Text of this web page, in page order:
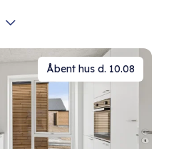
Åbent hus d. 10.08